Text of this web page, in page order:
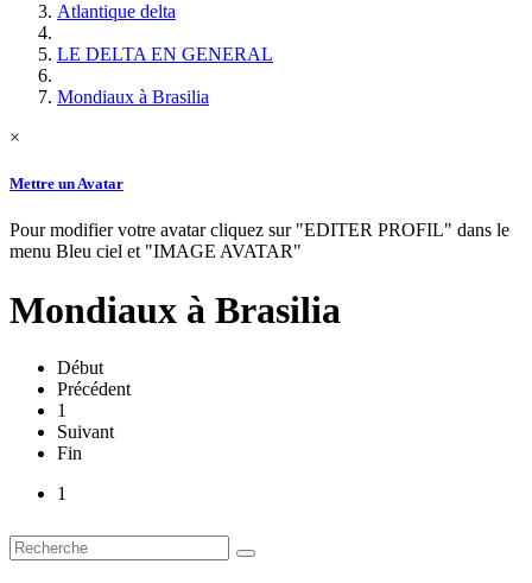
Atlantique delta
LE DELTA EN GENERAL
Mondiaux à Brasilia
×
Mettre un Avatar
Pour modifier votre avatar cliquez sur "EDITER PROFIL" dans le
menu Bleu ciel et "IMAGE AVATAR"
Mondiaux à Brasilia
Début
Précédent
1
Suivant
Fin
1